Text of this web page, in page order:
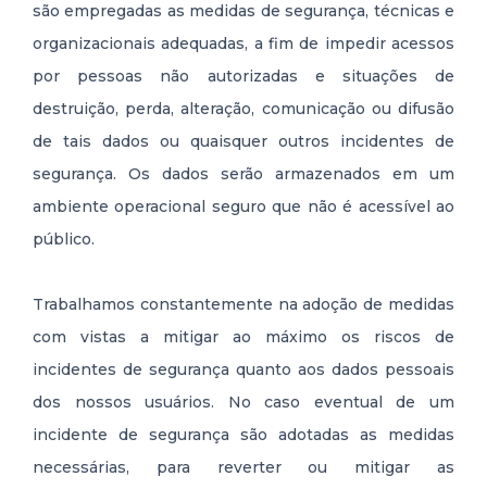
são empregadas as medidas de segurança, técnicas e
organizacionais adequadas, a fim de impedir acessos
por pessoas não autorizadas e situações de
destruição, perda, alteração, comunicação ou difusão
de tais dados ou quaisquer outros incidentes de
segurança. Os dados serão armazenados em um
ambiente operacional seguro que não é acessível ao
público.
Trabalhamos constantemente na adoção de medidas
com vistas a mitigar ao máximo os riscos de
incidentes de segurança quanto aos dados pessoais
dos nossos usuários. No caso eventual de um
incidente de segurança são adotadas as medidas
necessárias, para reverter ou mitigar as